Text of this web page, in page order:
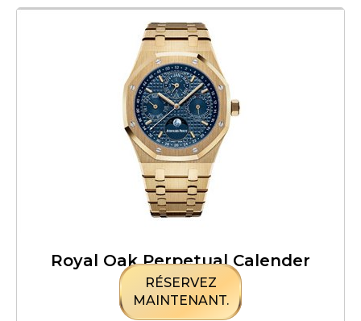
Royal Oak Perpetual Calender
RÉSERVEZ
MAINTENANT.